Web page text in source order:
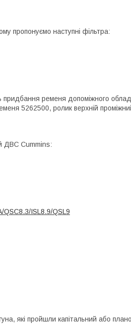
пропонуємо наступні фільтра:
придбання ременя допоміжного
5262500, ролик верхній
ДВС Cummins:
ISL8.9/QSL9
які пройшли капітальний або